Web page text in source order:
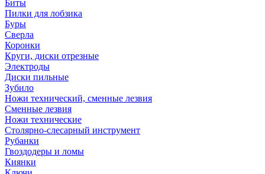
Биты
Пилки для лобзика
Буры
Сверла
Коронки
Круги, диски отрезные
Электроды
Диски пильные
Зубило
Ножи технический, сменные лезвия
Сменные лезвия
Ножи технические
Столярно-слесарный инструмент
Рубанки
Гвоздодеры и ломы
Киянки